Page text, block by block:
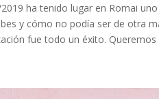
ha tenido lugar en Romai
y cómo no podía ser de otra
fue todo un éxito. Queremos